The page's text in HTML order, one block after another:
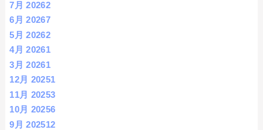
7月 20262
6月 20267
5月 20262
4月 20261
3月 20261
12月 20251
11月 20253
10月 20256
9月 202512